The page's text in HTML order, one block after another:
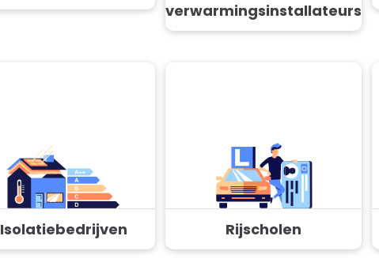
verwarmingsinstallateurs
Isolatiebedrijven Rijscholen